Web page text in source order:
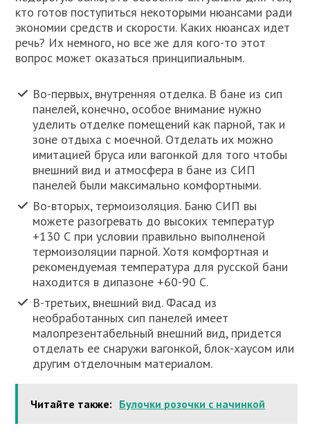
кто готов поступиться некоторыми нюансами ради
экономии средств и скорости. Каких нюансах идет
речь? Их немного, но все же для кого-то этот
вопрос может оказаться принципиальным.
Во-первых, внутренняя отделка. В бане из сип
панелей, конечно, особое внимание нужно
уделить отделке помещений как парной, так и
зоне отдыха с моечной. Отделать их можно
имитацией бруса или вагонкой для того чтобы
внешний вид и атмосфера в бане из СИП
панелей были максимально комфортными.
Во-вторых, термоизоляция. Баню СИП вы
можете разогревать до высоких температур
+130 С при условии правильно выполненой
термоизоляции парной. Хотя комфортная и
рекомендуемая температура для русской бани
находится в дипазоне +60-90 С.
В-третьих, внешний вид. Фасад из
необработанных сип панелей имеет
малопрезентабельный внешний вид, придется
отделать ее снаружи вагонкой, блок-хаусом или
другим отделочным материалом.
Читайте также: Булочки розочки с начинкой